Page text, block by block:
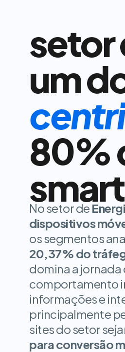
setor
um
80%
No setor de
dispositivos
os segmentos
20,37% do
domina a jornada
comportamento
informações e
principalmente
sites do setor
para conversão